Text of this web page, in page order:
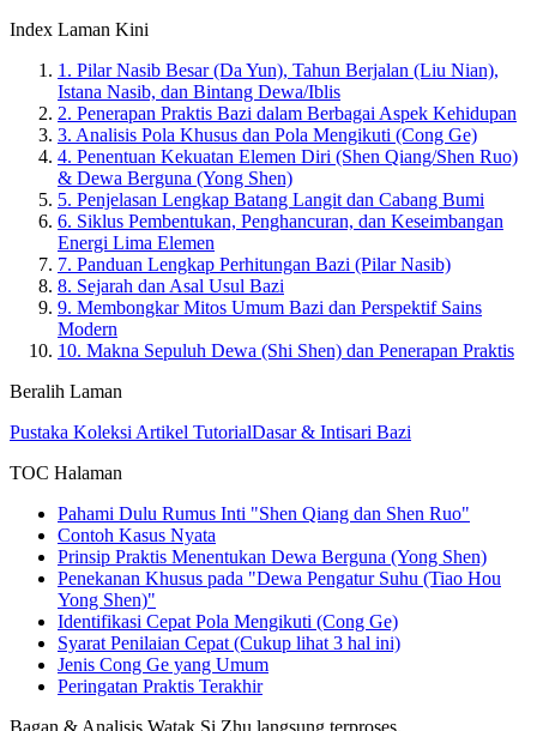
Index Laman Kini
1. Pilar Nasib Besar (Da Yun), Tahun Berjalan (Liu Nian),
Istana Nasib, dan Bintang Dewa/Iblis
2. Penerapan Praktis Bazi dalam Berbagai Aspek Kehidupan
3. Analisis Pola Khusus dan Pola Mengikuti (Cong Ge)
4. Penentuan Kekuatan Elemen Diri (Shen Qiang/Shen Ruo)
& Dewa Berguna (Yong Shen)
5. Penjelasan Lengkap Batang Langit dan Cabang Bumi
6. Siklus Pembentukan, Penghancuran, dan Keseimbangan
Energi Lima Elemen
7. Panduan Lengkap Perhitungan Bazi (Pilar Nasib)
8. Sejarah dan Asal Usul Bazi
9. Membongkar Mitos Umum Bazi dan Perspektif Sains
Modern
10. Makna Sepuluh Dewa (Shi Shen) dan Penerapan Praktis
Beralih Laman
Pustaka Koleksi Artikel TutorialDasar & Intisari Bazi
TOC Halaman
Pahami Dulu Rumus Inti "Shen Qiang dan Shen Ruo"
Contoh Kasus Nyata
Prinsip Praktis Menentukan Dewa Berguna (Yong Shen)
Penekanan Khusus pada "Dewa Pengatur Suhu (Tiao Hou
Yong Shen)"
Identifikasi Cepat Pola Mengikuti (Cong Ge)
Syarat Penilaian Cepat (Cukup lihat 3 hal ini)
Jenis Cong Ge yang Umum
Peringatan Praktis Terakhir
Bagan & Analisis Watak Si Zhu langsung terproses.